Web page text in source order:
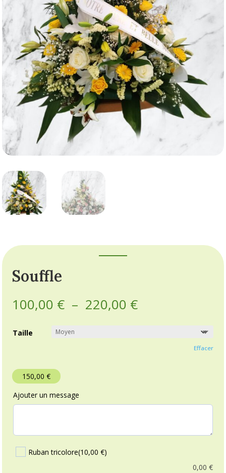
Souffle
100,00 € – 220,00 €Plage
de
prix :
100,00 €
Taille
Effacer
150,00€
Ajouter un message
Ruban tricolore(10,00 €)
0,00 €